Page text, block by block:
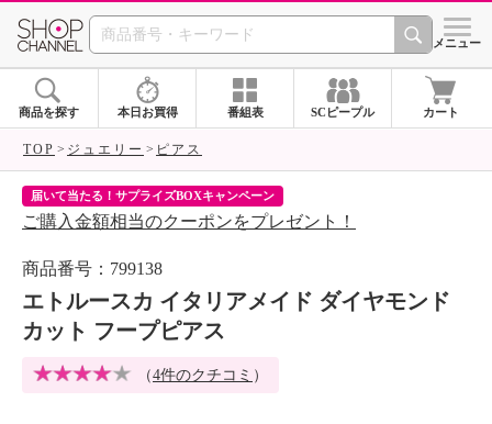
SHOP CHANNEL シメニュー
商品を探す 本日お買得 番組表 SCピープル カート
TOP ジュエリー ピアス
届いて当たる！サプライズBOXキャンペーン
ご購入金額相当のクーポンをプレゼント！
商品番号：799138
エトルースカ イタリアメイド ダイヤモンド
カット フープピアス
（4件のクチコミ ）